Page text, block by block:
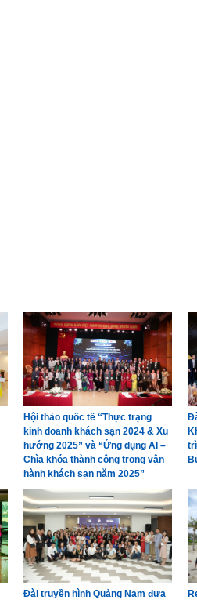
Hội thảo quốc tế “Thực trạng
kinh doanh khách sạn 2024 & Xu
hướng 2025” và “Ứng dụng AI –
Chìa khóa thành công trong vận
hành khách sạn năm 2025”
Đài truyền hình Quảng Nam đưa